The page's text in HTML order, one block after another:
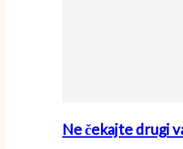
Ne čekajte drugi